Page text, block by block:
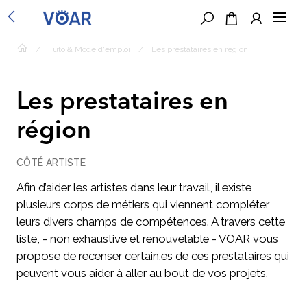
/ Tuto & Mode d'emploi / Les prestataires en région
Les prestataires en
région
CÔTÉ ARTISTE
Afin d’aider les artistes dans leur travail, il existe
plusieurs corps de métiers qui viennent compléter
leurs divers champs de compétences. A travers cette
liste, - non exhaustive et renouvelable - VOAR vous
propose de recenser certain.es de ces prestataires qui
peuvent vous aider à aller au bout de vos projets.